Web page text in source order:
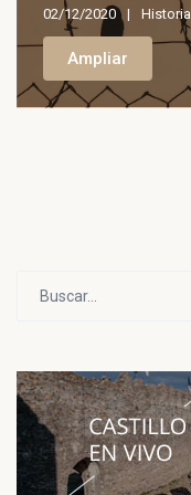
02/12/2020 Historia
Ampliar